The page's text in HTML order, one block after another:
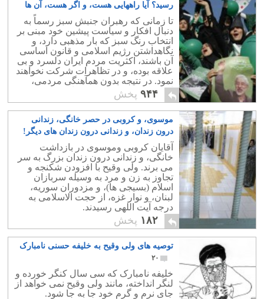
رسید؟ آیا راههایی هست، و اگر هست، آن ها
کدامند؟
تا زمانی که رهبران جنبش سبز رسماً به
دنبال افکار و سیاست پیشین خود مبنی بر
انتخاب رنگ سبز که بار مذهبی دارد، و
نگاهداشتن رژیم اسلامی و قانون اساسی
آن باشند، اکثریت مردم ایران دلسرد و بی
علاقه بوده، و در تظاهرات شرکت نخواهند
نمود. در نتیجه بدون همآهنگی مردمی،
انقلاب محکوم به شکست است.
۹۴۴ پخش
موسوی، و کروبی در حصر خانگی، زندانی
درون زندان، و زندانی درون زندان های دیگر!
آقایان کروبی وموسوی در بازداشت
خانگی، و زندانی درون زندان بزرگ به سر
می برند. ولی وقیح با افزودن شکنجه و
تجاوز به زن و مرد به وسیله سربازان
اسلام (بسیجی ها)، و مزدوران سوریه،
لبنان، و نوار غزه، از حجت الاسلامی به
درجه آیت اللهی رسیدند.
۱۸۲ پخش
توصیه های ولی وقیح به خلیفه حسنی نامبارک
۲۰
خلیفه نامبارک که سی سال کنگر خورده و
لنگر انداخته، مانند ولی وقیح نمی خواهد از
جای نرم و گرم خود جا به جا شود.